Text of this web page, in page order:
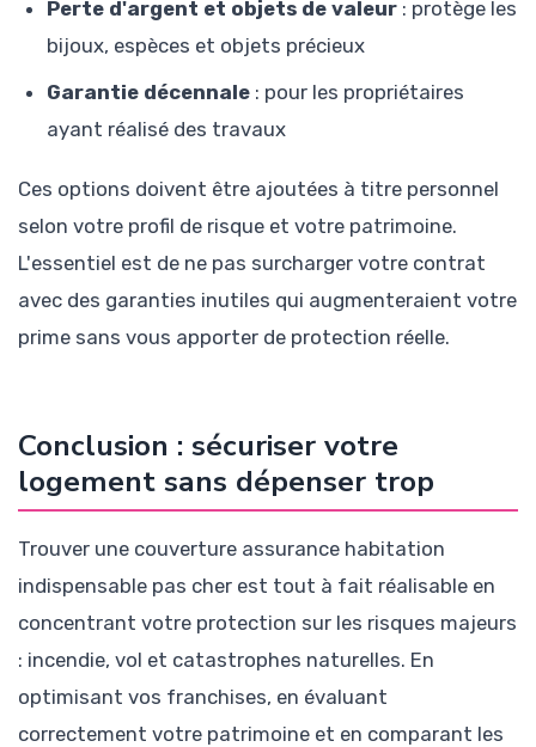
Perte d'argent et objets de valeur : protège les
bijoux, espèces et objets précieux
Garantie décennale : pour les propriétaires
ayant réalisé des travaux
Ces options doivent être ajoutées à titre personnel
selon votre profil de risque et votre patrimoine.
L'essentiel est de ne pas surcharger votre contrat
avec des garanties inutiles qui augmenteraient votre
prime sans vous apporter de protection réelle.
Conclusion : sécuriser votre
logement sans dépenser trop
Trouver une couverture assurance habitation
indispensable pas cher est tout à fait réalisable en
concentrant votre protection sur les risques majeurs
: incendie, vol et catastrophes naturelles. En
optimisant vos franchises, en évaluant
correctement votre patrimoine et en comparant les